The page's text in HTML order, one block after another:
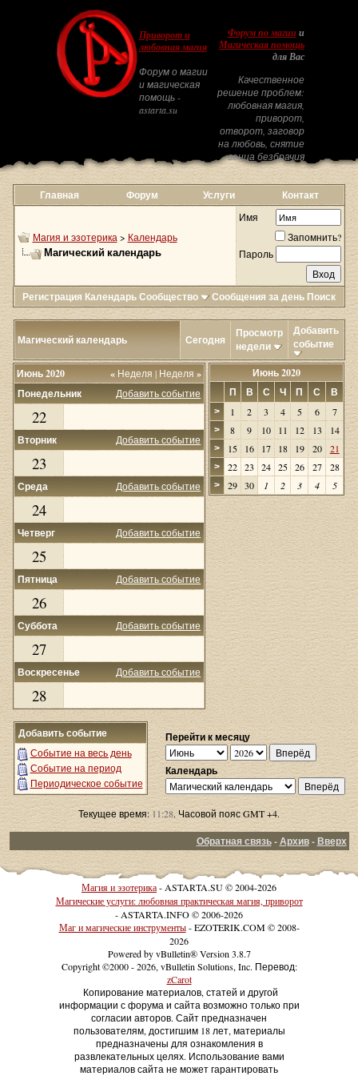
Приворот и
любовная магия
Форум о магии
и магическая
помощь -
astarta.su
Форум по магиии
Магическая помощь
для Вас
Качественное
решение проблем:
любовная магия,
приворот,
отворот, заговор
на любовь, снятие
венца безбрачия
Главная Форум Услуги Контакт
Магия и эзотерика > Календарь
Магический календарь
Имя
Запомнить?
Пароль
Регистрация КалендарьСообщество Сообщения за день Поиск
Магический календарь Сегодня
Просмотр
недели
Добавить
событие
« Неделя | Неделя»
Июнь 2020
Добавить событие
Понедельник
22
Добавить событие
Вторник
23
Добавить событие
Среда
24
Добавить событие
Четверг
25
Добавить событие
Пятница
26
Добавить событие
Суббота
27
Добавить событие
Воскресенье
28
Июнь 2020
П
В С Ч П С В
> 1 2 3 4 5 6 7
> 8 9 10 11 12 13 14
> 15 16 17 18 19 20 21
> 22 23 24 25 26 27 28
> 29 30 1 2 3 4 5
Добавить событие
Событие на весь день
Событие на период
Периодическое событие
Перейти к месяцу
Календарь
Текущее время:11:28. Часовой пояс GMT +4.
Обратная связь-Архив-Вверх
Магия и эзотерика- ASTARTA.SU © 2004-2026
Магические услуги: любовная практическая магия, приворот
- ASTARTA.INFO © 2006-2026
Маг и магические инструменты- EZOTERIK.COM © 2008-
2026
Powered by vBulletin® Version 3.8.7
Copyright ©2000 - 2026, vBulletin Solutions, Inc. Перевод:
zCarot
Копирование материалов, статей и другой
информации с форума и сайта возможно только при
согласии авторов. Сайт предназначен
пользователям, достигшим 18 лет, материалы
предназначены для ознакомления в
развлекательных целях. Использование вами
материалов сайта не может гарантировать